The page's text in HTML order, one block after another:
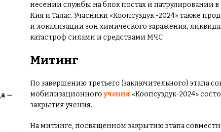
несении службы на блок постах и патрулировании
Кия и Талас. Учасники «Коопсуздук -2024» также
и локализации зон химического заражения,
катастроф силами и средствами МЧС .
Митинг
По завершению третьего (заключительного) этапа
мобилизационного учения «Коопсуздук-2024»
закрытия учения.
На митинге, посвященном закрытию этапа
—